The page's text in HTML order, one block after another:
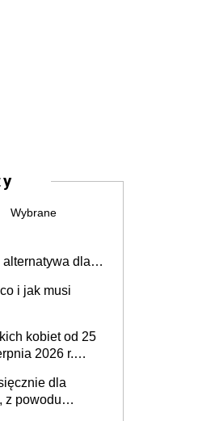
Wybrane
alternatywa dla
i jak musi
kobiet od 25
2026 r.
dla
z powodu